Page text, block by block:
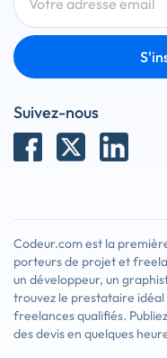
Suivez-nous
Codeur.com est la
porteurs de projet et
un développeur, un
trouvez le prestataire
freelances qualifiés.
des devis en quelques